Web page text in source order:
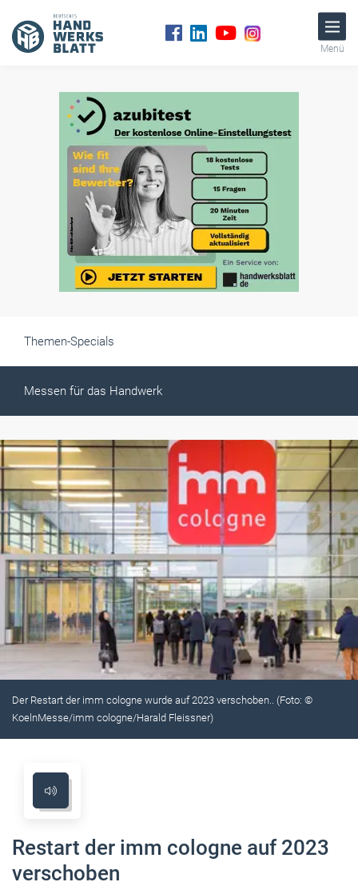
Menü
Themen-Specials
Messen für das Handwerk
Der Restart der imm cologne wurde auf 2023 verschoben.. (Foto: ©
KoelnMesse/imm cologne/Harald Fleissner)
Restart der imm cologne auf 2023
verschoben